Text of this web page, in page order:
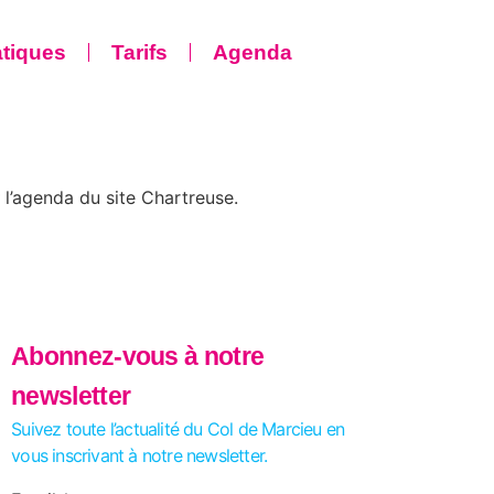
Tarifs Agenda
du site Chartreuse.
Abonnez-vous à notre
newsletter
Suivez toute l’actualité du Col de Marcieu en
vous inscrivant à notre newsletter.